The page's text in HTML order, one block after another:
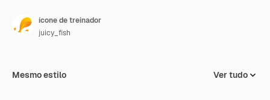
ícone de treinador
juicy_fish
Mesmo estilo Ver tudo